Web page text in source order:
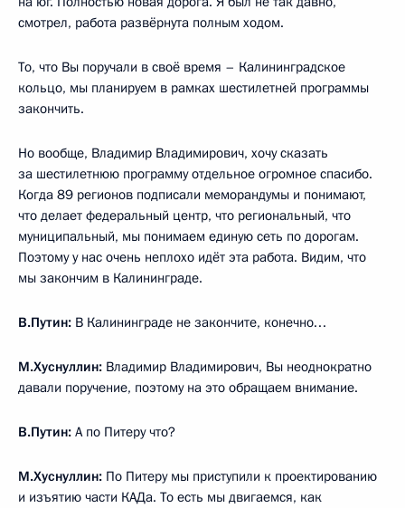
смотрел, работа развёрнута полным ходом.
То, что Вы поручали в своё время – Калининградское
кольцо, мы планируем в рамках шестилетней программы
закончить.
Но вообще, Владимир Владимирович, хочу сказать
за шестилетнюю программу отдельное огромное спасибо.
Когда 89 регионов подписали меморандумы и понимают,
что делает федеральный центр, что региональный, что
муниципальный, мы понимаем единую сеть по дорогам.
Поэтому у нас очень неплохо идёт эта работа. Видим, что
мы закончим в Калининграде.
В.Путин: В Калининграде не закончите, конечно…
М.Хуснуллин: Владимир Владимирович, Вы неоднократно
давали поручение, поэтому на это обращаем внимание.
В.Путин: А по Питеру что?
М.Хуснуллин: По Питеру мы приступили к проектированию
и изъятию части КАДа. То есть мы двигаемся, как